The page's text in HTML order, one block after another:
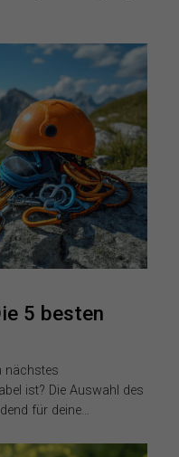
5 besten
nächstes
ist? Die Auswahl des
für deine…